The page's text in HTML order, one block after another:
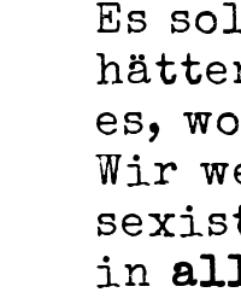
Es
es,
Wir
in